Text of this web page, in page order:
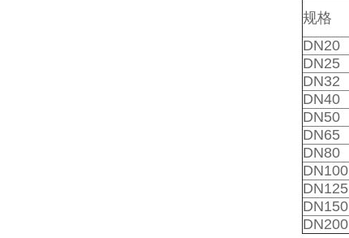
规格
DN20
DN25
DN32
DN40
DN50
DN65
DN80
DN100
DN125
DN150
DN200